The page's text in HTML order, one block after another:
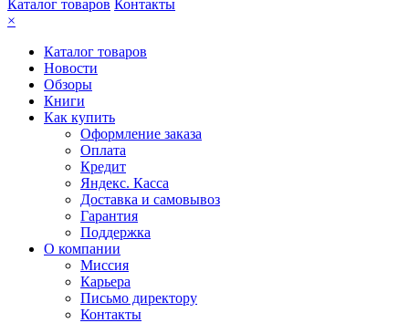
Каталог товаров Контакты
×
Каталог товаров
Новости
Обзоры
Книги
Как купить
Оформление заказа
Оплата
Кредит
Яндекс. Касса
Доставка и самовывоз
Гарантия
Поддержка
О компании
Миссия
Карьера
Письмо директору
Контакты